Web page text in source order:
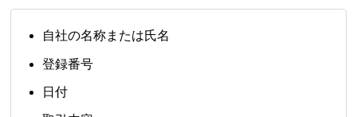
自社の名称または氏名
登録番号
日付